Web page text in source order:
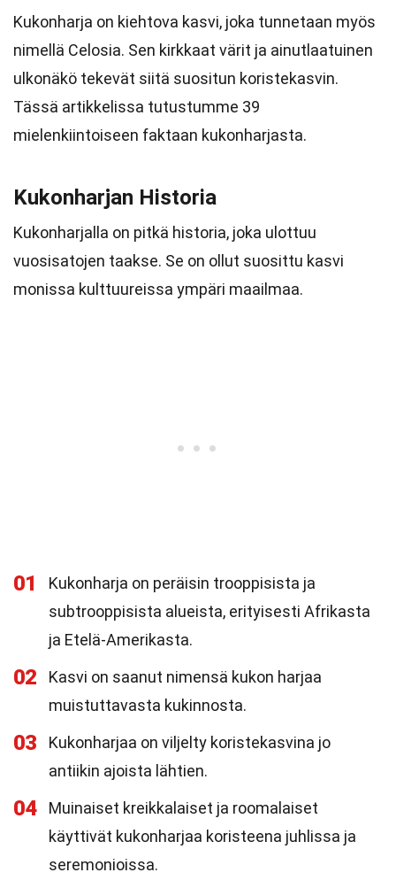
Kukonharja on kiehtova kasvi, joka tunnetaan myös
nimellä Celosia. Sen kirkkaat värit ja ainutlaatuinen
ulkonäkö tekevät siitä suositun koristekasvin.
Tässä artikkelissa tutustumme 39
mielenkiintoiseen faktaan kukonharjasta.
Kukonharjan Historia
Kukonharjalla on pitkä historia, joka ulottuu
vuosisatojen taakse. Se on ollut suosittu kasvi
monissa kulttuureissa ympäri maailmaa.
01
Kukonharja on peräisin trooppisista ja
subtrooppisista alueista, erityisesti Afrikasta
ja Etelä-Amerikasta.
02
Kasvi on saanut nimensä kukon harjaa
muistuttavasta kukinnosta.
03
Kukonharjaa on viljelty koristekasvina jo
antiikin ajoista lähtien.
04
Muinaiset kreikkalaiset ja roomalaiset
käyttivät kukonharjaa koristeena juhlissa ja
seremonioissa.